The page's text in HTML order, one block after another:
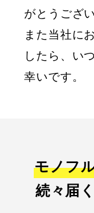
がとうござ
また当社に
したら、い
幸いです。
モノフ
続々届